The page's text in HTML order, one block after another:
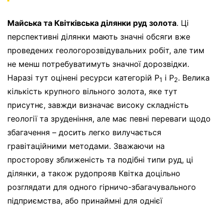
Майська та Квітківська ділянки руд золота. Ці
перспективні ділянки мають значні обсяги вже
проведених геологорозвідувальних робіт, але тим
не менш потребуватимуть значної дорозвідки.
Наразі тут оцінені ресурси категорій Р1 і Р2. Велика
кількість крупного вільного золота, яке тут
присутнє, завжди визначає високу складність
геології та зруденіння, але має певні переваги щодо
збагачення – досить легко вилучається
гравітаційними методами. Зважаючи на
просторову зближеність та подібні типи руд, ці
ділянки, а також рудопрояв Квітка доцільно
розглядати для одного гірничо-збагачувального
підприємства, або принаймні для однієї